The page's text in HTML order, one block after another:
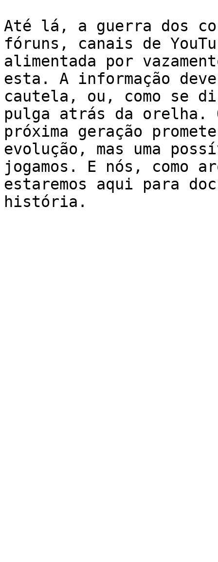
Até lá, a guerra dos
fóruns, canais de
alimentada por
esta. A informação
cautela, ou, como se
pulga atrás da orelha.
próxima geração
evolução, mas uma
jogamos. E nós, como
estaremos aqui para
história.